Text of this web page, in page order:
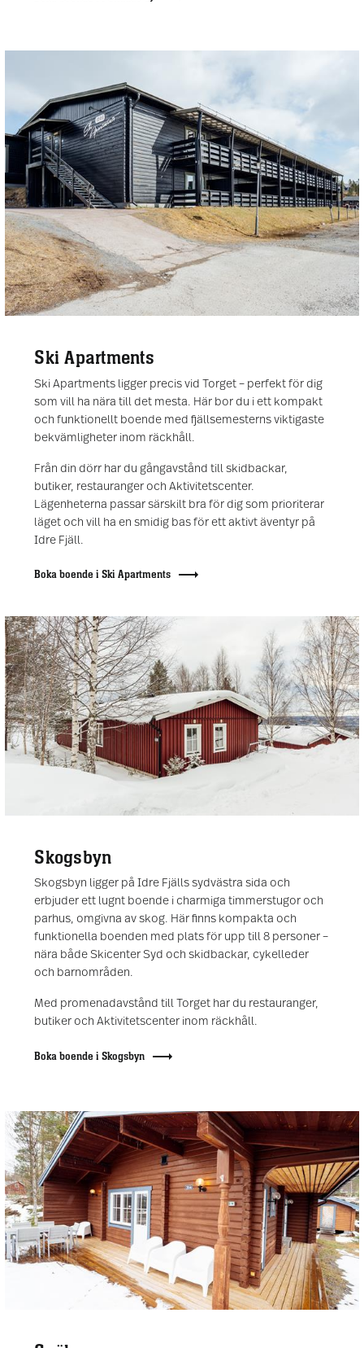
Ski Apartments
Ski Apartments ligger precis vid Torget – perfekt för dig
som vill ha nära till det mesta. Här bor du i ett kompakt
och funktionellt boende med fjällsemesterns viktigaste
bekvämligheter inom räckhåll.
Från din dörr har du gångavstånd till skidbackar,
butiker, restauranger och Aktivitetscenter.
Lägenheterna passar särskilt bra för dig som prioriterar
läget och vill ha en smidig bas för ett aktivt äventyr på
Idre Fjäll.
Boka boende i Ski Apartments
Skogsbyn
Skogsbyn ligger på Idre Fjälls sydvästra sida och
erbjuder ett lugnt boende i charmiga timmerstugor och
parhus, omgivna av skog. Här finns kompakta och
funktionella boenden med plats för upp till 8 personer –
nära både Skicenter Syd och skidbackar, cykelleder
och barnområden.
Med promenadavstånd till Torget har du restauranger,
butiker och Aktivitetscenter inom räckhåll.
Boka boende i Skogsbyn